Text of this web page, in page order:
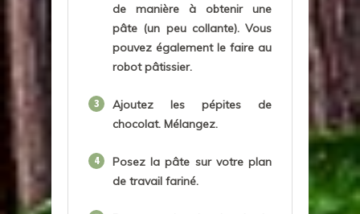
de manière à obtenir une
pâte (un peu collante). Vous
pouvez également le faire au
robot pâtissier.
3
Ajoutez les pépites de
chocolat. Mélangez.
4
Posez la pâte sur votre plan
de travail fariné.